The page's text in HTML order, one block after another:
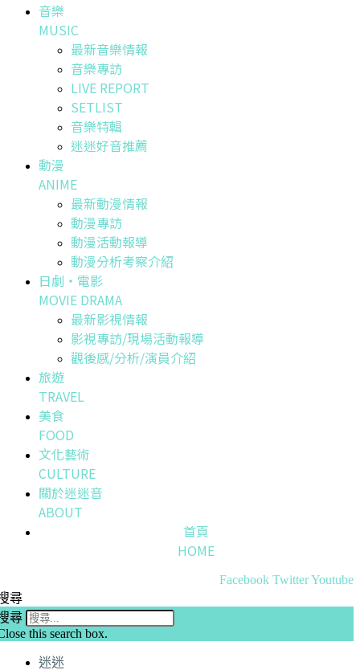
音樂
MUSIC
最新音樂情報
音樂專訪
LIVE REPORT
SETLIST
音樂特輯
迷迷好音推薦
動漫
ANIME
最新動漫情報
動漫專訪
動漫活動報導
動漫分析考察介紹
日劇・電影
MOVIE DRAMA
最新影視情報
影視專訪/現場活動報導
觀後感/分析/演員介紹
旅遊
TRAVEL
美食
FOOD
文化藝術
CULTURE
關於迷迷音
ABOUT
首頁
HOME
Facebook TwitterYoutube
尋
尋
this search box.
迷迷